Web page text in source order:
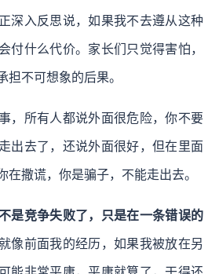
深入反思说，如果我不去遵从这种
付什么代价。家长们只觉得害怕，
担不可想象的后果。
，所有人都说外面很危险，你不要
出去了，还说外面很好，但在里面
在撒谎，你是骗子，不能走出去。
是竞争失败了，只是在一条错误的
像前面我的经历，如果我被放在另